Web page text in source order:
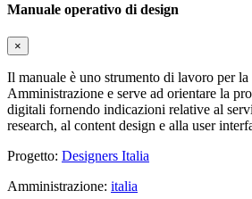
Manuale operativo di design
×
Il manuale è uno strumento di lavoro per la
Amministrazione e serve ad orientare la
digitali fornendo indicazioni relative al
research, al content design e alla user
Progetto: Designers Italia
Amministrazione: italia